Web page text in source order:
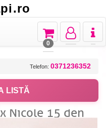
Toggle
Toggle
navigation
Toggle
navigation
0
Telefon: 0371236352
LISTĂ
Nicole 15 den